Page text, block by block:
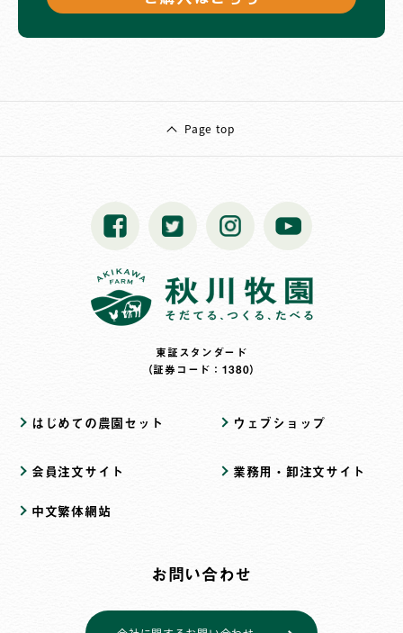
Page top
東証スタンダード
（証券コード：1380）
はじめての農園セット ウェブショップ
会員注文サイト 業務用・卸注文サイト
中文繁体網站
お問い合わせ